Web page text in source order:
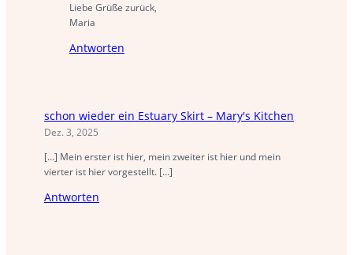
Liebe Grüße zurück,
Maria
Antworten
schon wieder ein Estuary Skirt – Mary's Kitchen
Dez. 3, 2025
[…] Mein erster ist hier, mein zweiter ist hier und mein
vierter ist hier vorgestellt. […]
Antworten